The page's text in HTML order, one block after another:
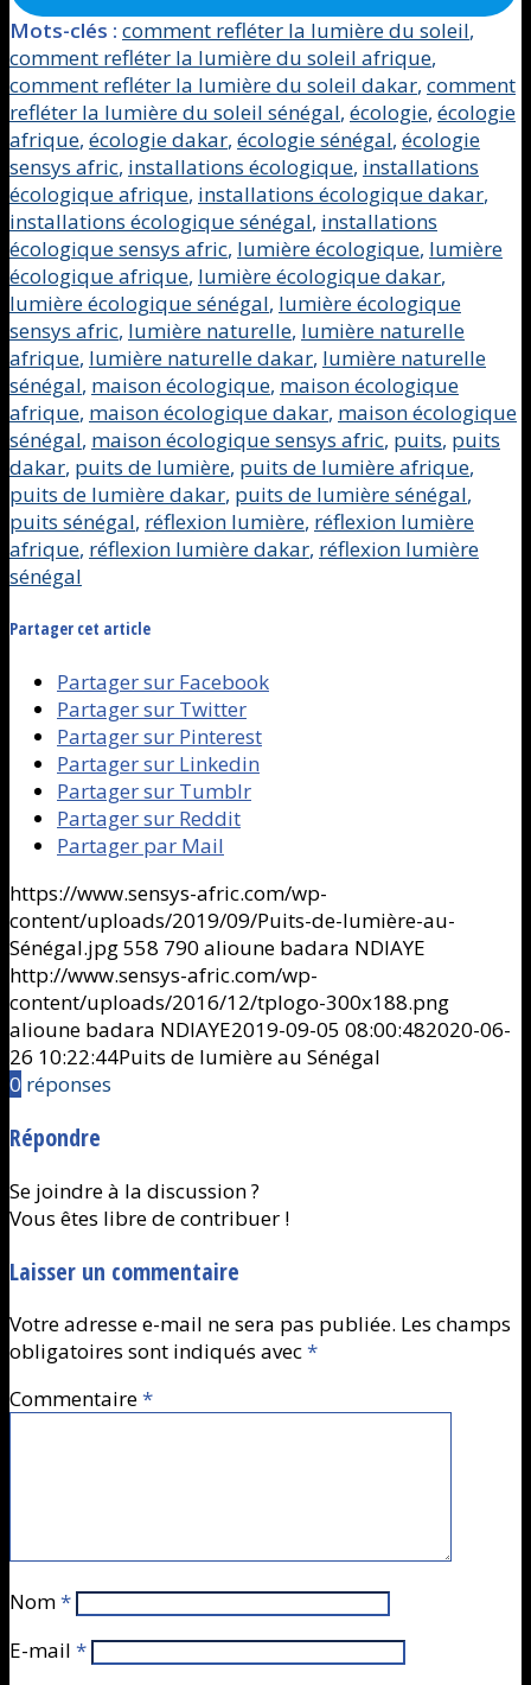
Mots-clés : comment refléter la lumière du soleil,
comment refléter la lumière du soleil afrique,
comment refléter la lumière du soleil dakar, comment
refléter la lumière du soleil sénégal, écologie, écologie
afrique, écologie dakar, écologie sénégal, écologie
sensys afric, installations écologique, installations
écologique afrique, installations écologique dakar,
installations écologique sénégal, installations
écologique sensys afric, lumière écologique, lumière
écologique afrique, lumière écologique dakar,
lumière écologique sénégal, lumière écologique
sensys afric, lumière naturelle, lumière naturelle
afrique, lumière naturelle dakar, lumière naturelle
sénégal, maison écologique, maison écologique
afrique, maison écologique dakar, maison écologique
sénégal, maison écologique sensys afric, puits, puits
dakar, puits de lumière, puits de lumière afrique,
puits de lumière dakar, puits de lumière sénégal,
puits sénégal, réflexion lumière, réflexion lumière
afrique, réflexion lumière dakar, réflexion lumière
sénégal
Partager cet article
Partager sur Facebook
Partager sur Twitter
Partager sur Pinterest
Partager sur Linkedin
Partager sur Tumblr
Partager sur Reddit
Partager par Mail
https://www.sensys-afric.com/wp-
content/uploads/2019/09/Puits-de-lumière-au-
Sénégal.jpg558 790 alioune badara NDIAYE
http://www.sensys-afric.com/wp-
content/uploads/2016/12/tplogo-300x188.png
alioune badara NDIAYE2019-09-05 08:00:482020-06-
26 10:22:44Puits de lumière au Sénégal
0 réponses
Répondre
Se joindre à la discussion ?
Vous êtes libre de contribuer !
Laisser un commentaire
Votre adresse e-mail ne sera pas publiée. Les champs
obligatoires sont indiqués avec*
Commentaire*
Nom*
E-mail *